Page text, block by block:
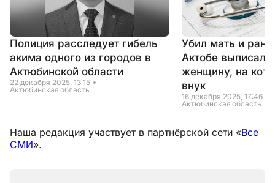
Полиция расследует гибель
акима одного из городов в
Актюбинской области
22 декабря 2025, 13:15
Актюбинская область
Убил мать и
Актобе
женщину, на
внук
16 декабря 2025, 17:46
Актюбинская область
Наша редакция участвует в партнёрской сети «Все
СМИ».